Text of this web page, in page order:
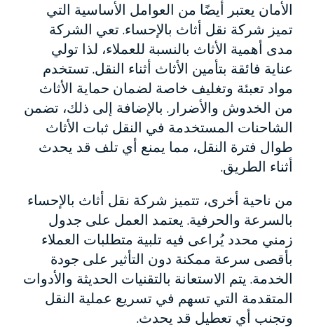
الأمان يعتبر أيضًا من العوامل الأساسية التي
تميز شركة نقل أثاث بالإحساء. تعي الشركة
مدى أهمية الأثاث بالنسبة للعملاء، لذا تولي
عناية فائقة بتأمين الأثاث أثناء النقل. تستخدم
مواد تعبئة وتغليف خاصة لضمان حماية الأثاث
من الخدوش والأضرار. بالإضافة إلى ذلك، تضمن
الشاحنات المستخدمة في النقل ثبات الأثاث
طوال فترة النقل، مما يمنع أي تلف قد يحدث
أثناء الطريق.
من ناحية أخرى، تتميز شركة نقل أثاث بالإحساء
بالسرعة والحرفية. يعتمد العمل على جدول
زمني محدد يُراعى فيه تلبية متطلبات العملاء
بأقصى سرعة ممكنة دون التأثير على جودة
الخدمة. يتم الاستعانة بالتقنيات الحديثة والأدوات
المتقدمة التي تسهم في تسريع عملية النقل
وتجنب أي تعطيل قد يحدث.